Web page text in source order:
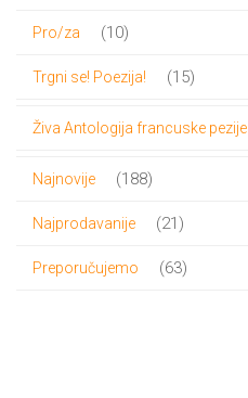
Pro/za 1010
Trgni se! Poezija! 1515
Živa Antologija francuske pezije
Najnovije 188188
Najprodavanije 21 21
Preporučujemo 6363